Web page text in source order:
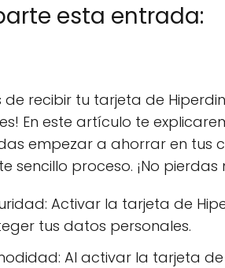
esta entrada:
p
a
r
t
i
r
e
p
a
r
t
i
e
recibir tu tarjeta de
En este artículo te
empezar a ahorrar en tus
sencillo proceso. ¡No
Activar la tarjeta de
tus datos personales.
Al activar la tarjeta